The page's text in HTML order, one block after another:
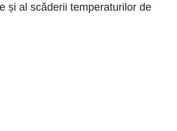
și al scăderii temperaturilor de